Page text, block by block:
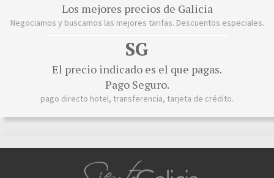
Los mejores precios de Galicia
Negociamos y buscamos las mejores tarifas. Descuentos especiales.
SG
El precio indicado es el que pagas.
Pago Seguro.
pago directo hotel, transferencia, tarjeta de crédito.